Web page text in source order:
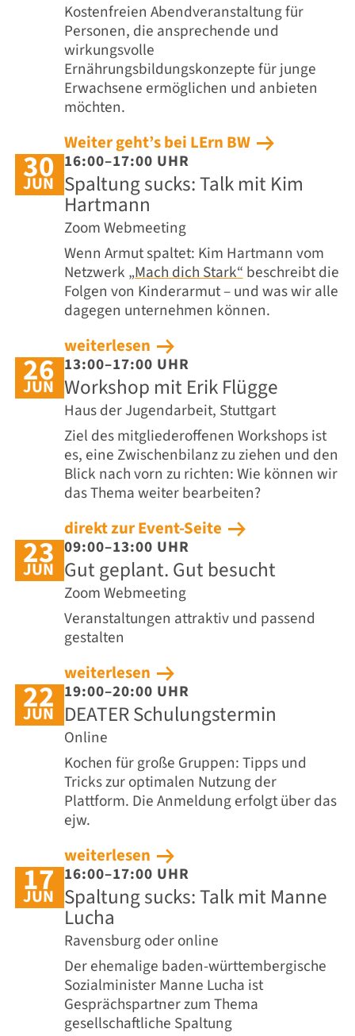
Kostenfreien Abendveranstaltung für
Personen, die ansprechende und
wirkungsvolle
Ernährungsbildungskonzepte für junge
Erwachsene ermöglichen und anbieten
möchten.
Weiter geht’s bei LErn BW
30
JUN
16:00–17:00 UHR
Spaltung sucks: Talk mit Kim
Hartmann
Zoom Webmeeting
Wenn Armut spaltet: Kim Hartmann vom
Netzwerk „Mach dich Stark“beschreibt die
Folgen von Kinderarmut – und was wir alle
dagegen unternehmen können.
weiterlesen
26
JUN
13:00–17:00 UHR
Workshop mit Erik Flügge
Haus der Jugendarbeit, Stuttgart
Ziel des mitgliederoffenen Workshops ist
es, eine Zwischenbilanz zu ziehen und den
Blick nach vorn zu richten: Wie können wir
das Thema weiter bearbeiten?
direkt zur Event-Seite
23
JUN
09:00–13:00 UHR
Gut geplant. Gut besucht
Zoom Webmeeting
Veranstaltungen attraktiv und passend
gestalten
weiterlesen
22
JUN
19:00–20:00 UHR
DEATER Schulungstermin
Online
Kochen für große Gruppen: Tipps und
Tricks zur optimalen Nutzung der
Plattform. Die Anmeldung erfolgt über das
ejw.
weiterlesen
17
JUN
16:00–17:00 UHR
Spaltung sucks: Talk mit Manne
Lucha
Ravensburg oder online
Der ehemalige baden-württembergische
Sozialminister Manne Lucha ist
Gesprächspartner zum Thema
gesellschaftliche Spaltung